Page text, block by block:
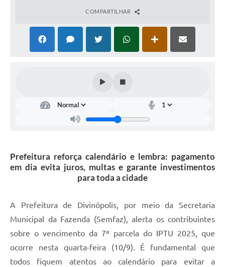
COMPARTILHAR
Prefeitura reforça calendário e lembra: pagamento
em dia evita juros, multas e garante investimentos
para toda a cidade
A Prefeitura de Divinópolis, por meio da Secretaria
Municipal da Fazenda (Semfaz), alerta os contribuintes
sobre o vencimento da 7ª parcela do IPTU 2025, que
ocorre nesta quarta-feira (10/9). É fundamental que
todos fiquem atentos ao calendário para evitar a